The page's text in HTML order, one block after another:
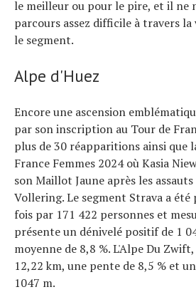
le meilleur ou pour le pire, et il ne
parcours assez difficile à travers
le segment.
Alpe d'Huez
Encore une ascension
par son inscription au Tour de
plus de 30 réapparitions ainsi que
France Femmes 2024 où Kasia
son Maillot Jaune après les
Vollering. Le segment Strava a été
fois par 171 422 personnes et
présente un dénivelé positif de 1
moyenne de 8,8 %. L'Alpe Du
12,22 km, une pente de 8,5 % et
1047 m.